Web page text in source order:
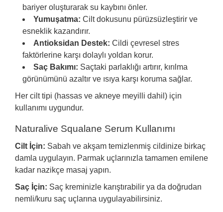
bariyer oluşturarak su kaybını önler.
Yumuşatma: Cilt dokusunu pürüzsüzleştirir ve
esneklik kazandırır.
Antioksidan Destek: Cildi çevresel stres
faktörlerine karşı dolaylı yoldan korur.
Saç Bakımı: Saçtaki parlaklığı artırır, kırılma
görünümünü azaltır ve ısıya karşı koruma sağlar.
Her cilt tipi (hassas ve akneye meyilli dahil) için
kullanımı uygundur.
Naturalive Squalane Serum Kullanımı
Cilt İçin: Sabah ve akşam temizlenmiş cildinize birkaç
damla uygulayın. Parmak uçlarınızla tamamen emilene
kadar nazikçe masaj yapın.
Saç İçin: Saç kreminizle karıştırabilir ya da doğrudan
nemli/kuru saç uçlarına uygulayabilirsiniz.